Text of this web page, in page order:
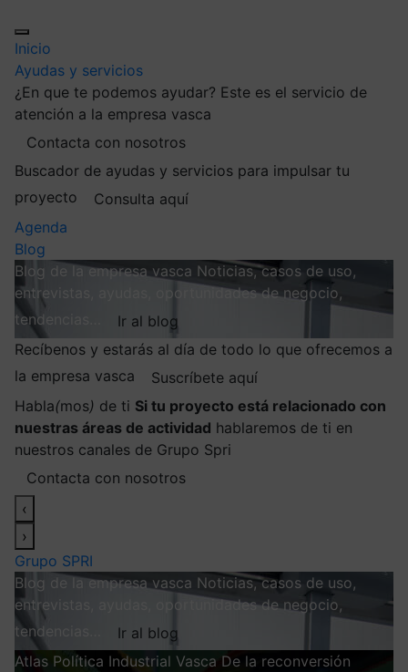
Inicio
Ayudas y servicios
¿En que te podemos ayudar? Este es el servicio de
atención a la empresa vasca
Contacta con nosotros
Buscador de ayudas y servicios para impulsar tu
proyecto
Consulta aquí
Agenda
Blog
Blog de la empresa vasca Noticias, casos de uso,
entrevistas, ayudas, oportunidades de negocio,
tendencias…
Ir al blog
Recíbenos y estarás al día de todo lo que ofrecemos a
la empresa vasca
Suscríbete aquí
Habla(mos) de ti Si tu proyecto está relacionado con
nuestras áreas de actividad hablaremos de ti en
nuestros canales de Grupo Spri
Contacta con nosotros
‹
›
Grupo SPRI
Blog de la empresa vasca Noticias, casos de uso,
entrevistas, ayudas, oportunidades de negocio,
tendencias…
Ir al blog
Atlas Política Industrial Vasca De la reconversión